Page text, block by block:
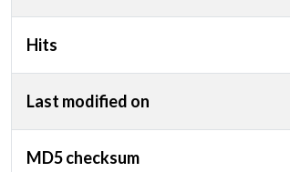
Hits
Last modified on
MD5 checksum